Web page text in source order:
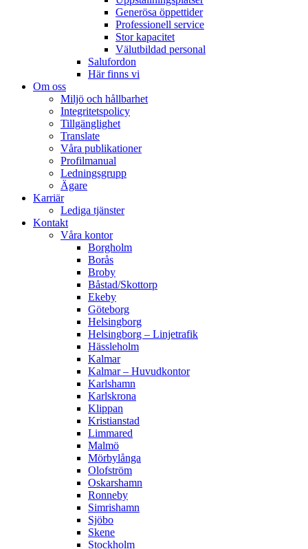
Generösa öppettider
Professionell service
Stor kapacitet
Välutbildad personal
Salufordon
Här finns vi
Om oss
Miljö och hållbarhet
Integritetspolicy
Tillgänglighet
Translate
Våra publikationer
Profilmanual
Ledningsgrupp
Ägare
Karriär
Lediga tjänster
Kontakt
Våra kontor
Borgholm
Borås
Broby
Båstad/Skottorp
Ekeby
Göteborg
Helsingborg
Helsingborg – Linjetrafik
Hässleholm
Kalmar
Kalmar – Huvudkontor
Karlshamn
Karlskrona
Klippan
Kristianstad
Limmared
Malmö
Mörbylånga
Olofström
Oskarshamn
Ronneby
Simrishamn
Sjöbo
Skene
Stockholm